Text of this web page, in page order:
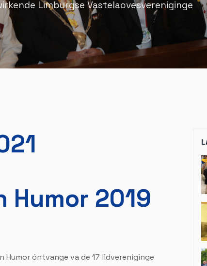
Limburgse Vastelaovesvereniginge
Humor 2019
Humor óntvange va de 17 lidvereniginge